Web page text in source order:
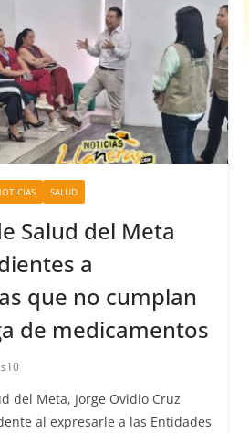
SALUD
Salud del Meta
a
que no cumplan
de medicamentos
del Meta, Jorge Ovidio Cruz
al expresarle a las Entidades